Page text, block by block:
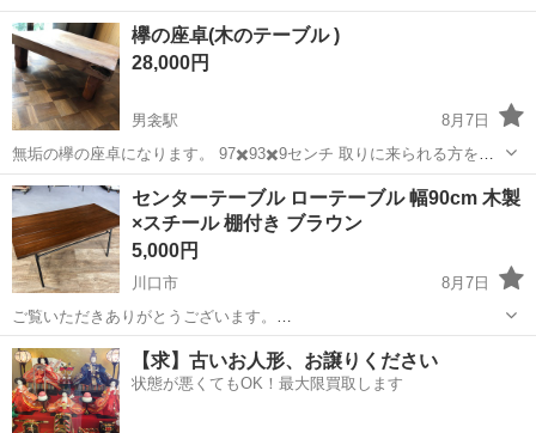
欅の座卓(木のテーブル )
28,000円
男衾駅
8月7日
無垢の欅の座卓になります。 97✖️93✖️9センチ 取りに来られる方を優
先させて頂きます。 よろしくお願いします。 かなり重いです。
埼玉 大里郡 男衾駅 テーブル
センターテーブル ローテーブル 幅90cm 木製
×スチール 棚付き ブラウン
5,000円
川口市
8月7日
ご覧いただきありがとうございます。
━━━━━━━━━━━━━━━ Revamp-works.kijimuna(a) （リヴァ
ンプ ワークス キジムナー） ━━━━━━━━━━━━━━━ 埼玉県
川口市榛松に...
埼玉 川口市 テーブル
【求】古いお人形、お譲りください
状態が悪くてもOK！最大限買取します